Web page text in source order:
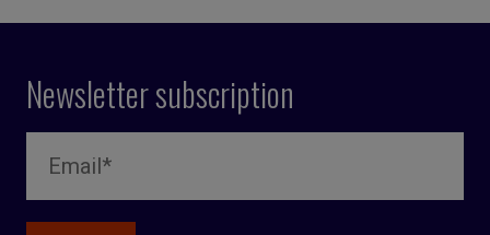
Newsletter subscription